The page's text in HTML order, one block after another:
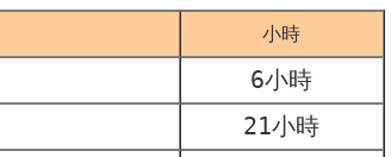
小時
6小時
21小時